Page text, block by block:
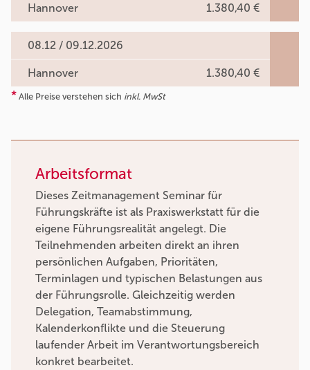
Hannover 1.380,40 €
08.12 / 09.12.2026
Hannover 1.380,40 €
* Alle Preise verstehen sich inkl. MwSt
Arbeitsformat
Dieses Zeitmanagement Seminar für
Führungskräfte ist als Praxiswerkstatt für die
eigene Führungsrealität angelegt. Die
Teilnehmenden arbeiten direkt an ihren
persönlichen Aufgaben, Prioritäten,
Terminlagen und typischen Belastungen aus
der Führungsrolle. Gleichzeitig werden
Delegation, Teamabstimmung,
Kalenderkonflikte und die Steuerung
laufender Arbeit im Verantwortungsbereich
konkret bearbeitet.